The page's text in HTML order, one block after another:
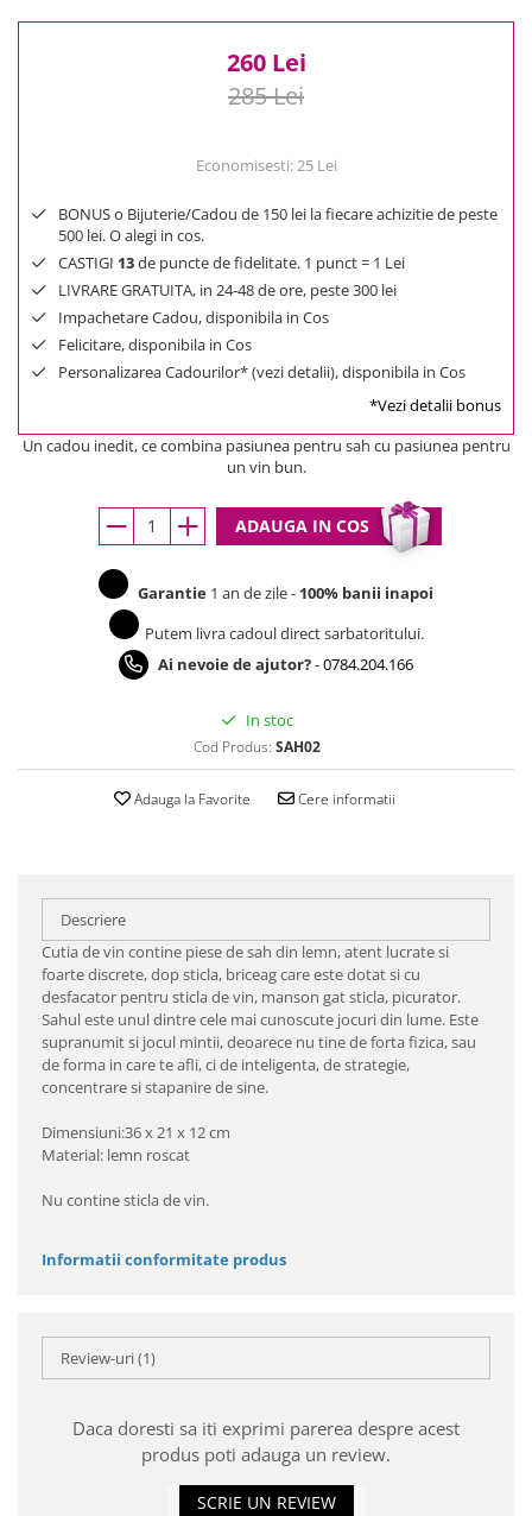
260 Lei
285 Lei
Economisesti:25 Lei
BONUS o Bijuterie/Cadou de 150 lei la fiecare achizitie de peste
500 lei. O alegi in cos.
CASTIGI 13de puncte de fidelitate. 1 punct = 1 Lei
LIVRARE GRATUITA, in 24-48 de ore, peste 300 lei
Impachetare Cadou, disponibila in Cos
Felicitare, disponibila in Cos
Personalizarea Cadourilor* (vezi detalii), disponibila in Cos
*Vezi detalii bonus
Un cadou inedit, ce combina pasiunea pentru sah cu pasiunea pentru
un vin bun.
ADAUGA IN COS
Garantie 1 an de zile - 100% banii inapoi
Putem livra cadoul direct sarbatoritului.
Ai nevoie de ajutor?-0784.204.166
In stoc
Cod Produs: SAH02
Adauga la Favorite Cere informatii
Descriere
Cutia de vin contine piese de sah din lemn, atent lucrate si
foarte discrete, dop sticla, briceag care este dotat si cu
desfacator pentru sticla de vin, manson gat sticla, picurator.
Sahul este unul dintre cele mai cunoscute jocuri din lume. Este
supranumit si jocul mintii, deoarece nu tine de forta fizica, sau
de forma in care te afli, ci de inteligenta, de strategie,
concentrare si stapanire de sine.
Dimensiuni:36 x 21 x 12 cm
Material: lemn roscat
Nu contine sticla de vin.
Informatii conformitate produs
Review-uri(1)
Daca doresti sa iti exprimi parerea despre acest
produs poti adauga un review.
SCRIE UN REVIEW